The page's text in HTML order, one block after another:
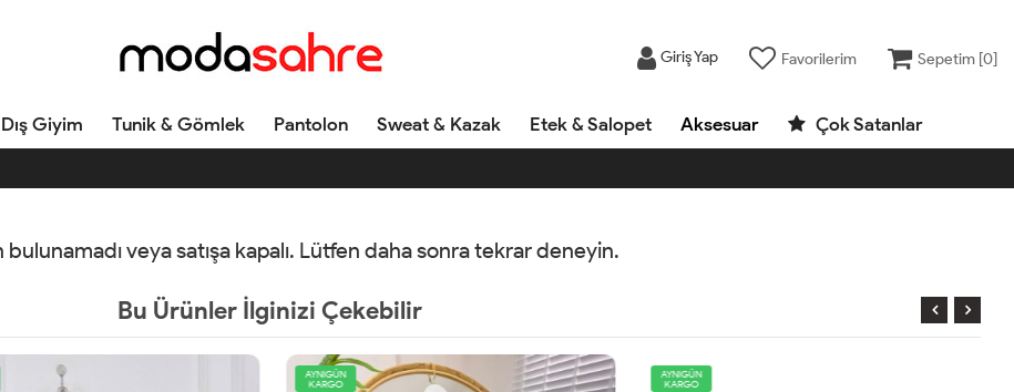
Giriş Yap Favorilerim Sepetim [0]
Dış Giyim Tunik & Gömlek Pantolon Sweat & Kazak Etek & Salopet Aksesuar Çok Satanlar
bulunamadı veya satışa kapalı. Lütfen daha sonra tekrar deneyin.
Bu Ürünler İlginizi Çekebilir
AYNIGÜN
KARGO
AYNIGÜN
KARGO